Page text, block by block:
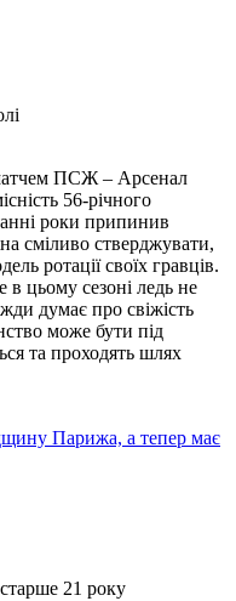
ПСЖ – Арсенал
56-річного
роки припинив
сміливо стверджувати,
ротації своїх гравців.
цьому сезоні ледь не
думає про свіжість
може бути під
та проходять шлях
Парижа, а тепер має
21 року